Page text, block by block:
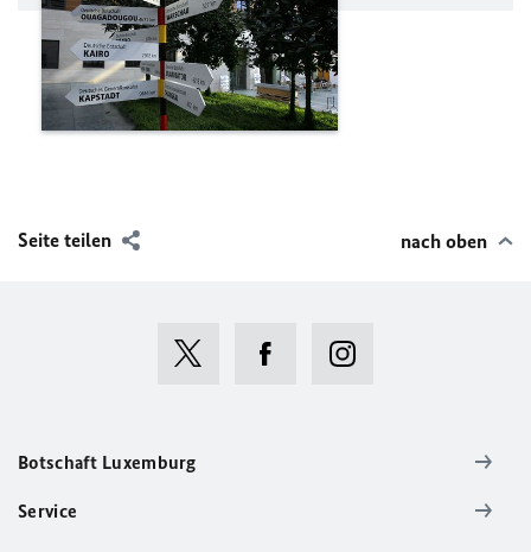
Seite teilen nach oben
Botschaft Luxemburg
Service